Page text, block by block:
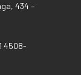
434 –
4508-